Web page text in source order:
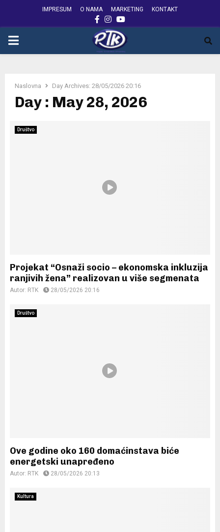
IMPRESUM O NAMA MARKETING KONTAKT
FACEBOOK
INSTAGRAM
YOUTUBE
PRIMARY
Naslovna Day Archives: 28/05/2026 20:16
Day : May 28, 2026
Društvo
Projekat “Osnaži socio – ekonomska inkluzija
ranjivih žena” realizovan u više segmenata
Autor: RTK 28/05/2026 20:16
Društvo
Ove godine oko 160 domaćinstava biće
energetski unapređeno
Autor: RTK 28/05/2026 20:13
Kultura